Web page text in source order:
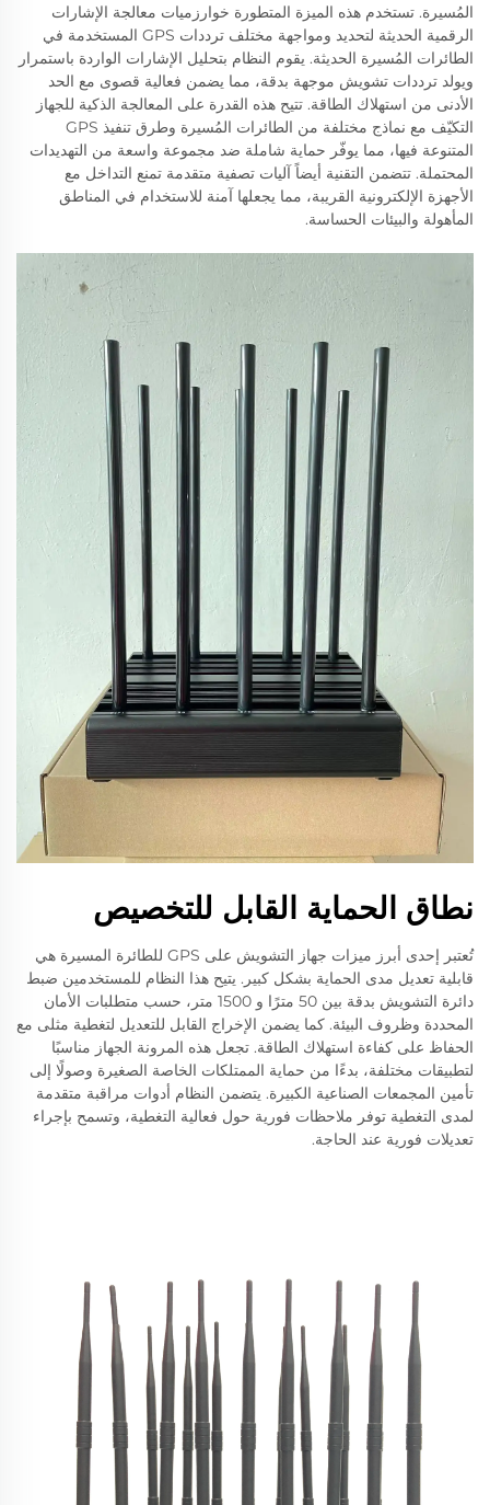
المُسيرة. تستخدم هذه الميزة المتطورة خوارزميات معالجة الإشارات
الرقمية الحديثة لتحديد ومواجهة مختلف ترددات GPS المستخدمة في
الطائرات المُسيرة الحديثة. يقوم النظام بتحليل الإشارات الواردة باستمرار
ويولد ترددات تشويش موجهة بدقة، مما يضمن فعالية قصوى مع الحد
الأدنى من استهلاك الطاقة. تتيح هذه القدرة على المعالجة الذكية للجهاز
التكيّف مع نماذج مختلفة من الطائرات المُسيرة وطرق تنفيذ GPS
المتنوعة فيها، مما يوفّر حماية شاملة ضد مجموعة واسعة من التهديدات
المحتملة. تتضمن التقنية أيضاً آليات تصفية متقدمة تمنع التداخل مع
الأجهزة الإلكترونية القريبة، مما يجعلها آمنة للاستخدام في المناطق
المأهولة والبيئات الحساسة.
نطاق الحماية القابل للتخصيص
تُعتبر إحدى أبرز ميزات جهاز التشويش على GPS للطائرة المسيرة هي
قابلية تعديل مدى الحماية بشكل كبير. يتيح هذا النظام للمستخدمين ضبط
دائرة التشويش بدقة بين 50 مترًا و 1500 متر، حسب متطلبات الأمان
المحددة وظروف البيئة. كما يضمن الإخراج القابل للتعديل لتغطية مثلى مع
الحفاظ على كفاءة استهلاك الطاقة. تجعل هذه المرونة الجهاز مناسبًا
لتطبيقات مختلفة، بدءًا من حماية الممتلكات الخاصة الصغيرة وصولًا إلى
تأمين المجمعات الصناعية الكبيرة. يتضمن النظام أدوات مراقبة متقدمة
لمدى التغطية توفر ملاحظات فورية حول فعالية التغطية، وتسمح بإجراء
تعديلات فورية عند الحاجة.